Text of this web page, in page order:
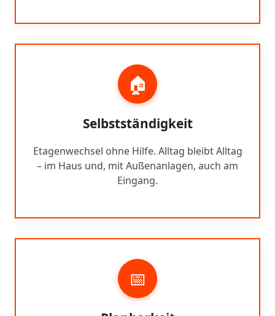
🏠
Selbstständigkeit
Etagenwechsel ohne Hilfe. Alltag bleibt Alltag
– im Haus und, mit Außenanlagen, auch am
Eingang.
📅